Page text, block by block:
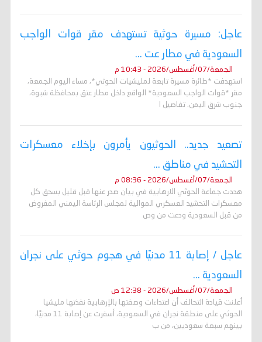
عاجل: مسيرة حوثية تستهدف مقر قوات الواجب
السعودية في مطار عت ...
الجمعة/07/أغسطس/2026 - 10:43 م
استهدفت *طائرة مسيرة تابعة لمليشيات الحوثي*، مساء اليوم الجمعة،
مقر *قوات الواجب السعودية* الواقع داخل مطار عتق بمحافظة شبوة،
جنوب شرق اليمن. تفاصيل ا
تصعيد جديد.. الحوثيون يأمرون بإخلاء معسكرات
التحشيد في مناطق ...
الجمعة/07/أغسطس/2026 - 08:36 م
هددت جماعة الحوثي الارهابية في بيان صدر عنها قبل قليل بسحق كل
معسكرات التحشيد العسكري الموالية لمجلس الرئاسة اليمني المفروض
من قبل السعودية ودعت من وص
عاجل / إصابة 11 مدنيًا في هجوم حوثي على نجران
السعودية ...
الجمعة/07/أغسطس/2026 - 12:38 ص
أعلنت قيادة التحالف أن اعتداءات وصفتها بالإرهابية نفذتها مليشيا
الحوثي على منطقة نجران في السعودية، أسفرت عن إصابة 11 مدنيًا،
بينهم سبعة سعوديين، من ب